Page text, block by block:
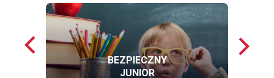
Poprzednie
loga
BEZPIECZNY
JUNIOR
loga